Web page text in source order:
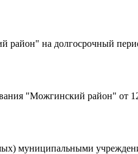
на долгосрочный
"Можгинский район" от
муниципальными